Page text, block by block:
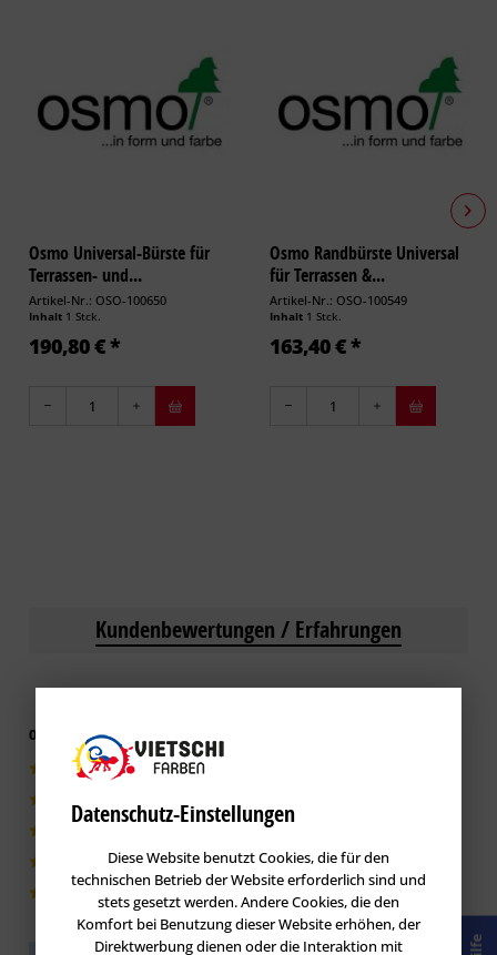
Osmo Universal-Bürste für
Terrassen- und...
Artikel-Nr.: OSO-100650
Inhalt 1 Stck.
190,80 € *
Osmo Randbürste Universal
für Terrassen &...
Artikel-Nr.: OSO-100549
Inhalt 1 Stck.
163,40 € *
Kundenbewertungen / Erfahrungen
0 von 5 basieren auf 0 Bewertungen
0|0%
0|0%
Datenschutz-Einstellungen
Diese Website benutzt Cookies, die für den
technischen Betrieb der Website erforderlich sind und
stets gesetzt werden. Andere Cookies, die den
Komfort bei Benutzung dieser Website erhöhen, der
Direktwerbung dienen oder die Interaktion mit